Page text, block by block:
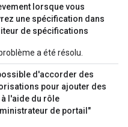
lorsque vous
une spécification dans
de spécifications
a été résolu.
d'accorder des
pour ajouter des
à l'aide du rôle
de portail"